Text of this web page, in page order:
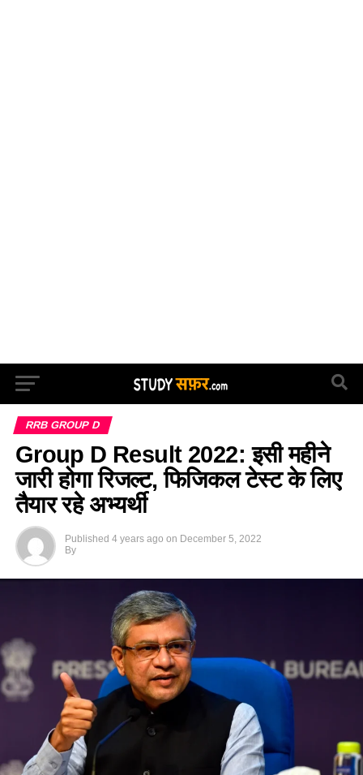
RRB GROUP D
Group D Result 2022: इसी महीने
जारी होगा रिजल्ट, फिजिकल टेस्ट के लिए
तैयार रहे अभ्यर्थी
Published 4 years ago on December 5, 2022
By